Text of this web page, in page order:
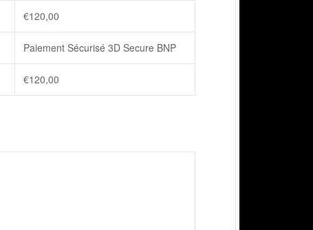
€120,00
Paiement Sécurisé 3D Secure BNP
€120,00